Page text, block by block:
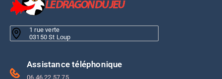
1 rue verte
03150 St Loup
Assistance téléphonique
06.46.22.57.75